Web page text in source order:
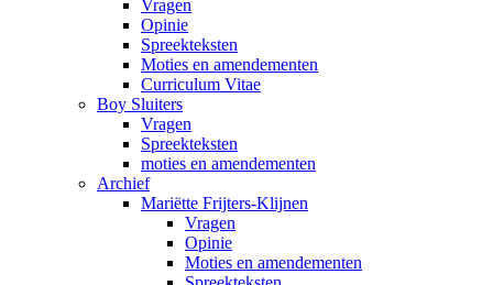
Vragen
Opinie
Spreekteksten
Moties en amendementen
Curriculum Vitae
Boy Sluiters
Vragen
Spreekteksten
moties en amendementen
Archief
Mariëtte Frijters-Klijnen
Vragen
Opinie
Moties en amendementen